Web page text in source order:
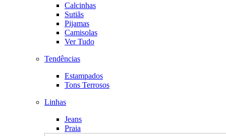
Calcinhas
Sutiãs
Pijamas
Camisolas
Ver Tudo
Tendências
Estampados
Tons Terrosos
Linhas
Jeans
Praia